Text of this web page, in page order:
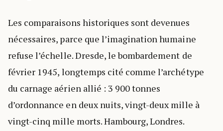
Les comparaisons historiques sont devenues
nécessaires, parce que l’imagination humaine
refuse l’échelle. Dresde, le bombardement de
février 1945, longtemps cité comme l’archétype
du carnage aérien allié : 3 900 tonnes
d’ordonnance en deux nuits, vingt-deux mille à
vingt-cinq mille morts. Hambourg, Londres.